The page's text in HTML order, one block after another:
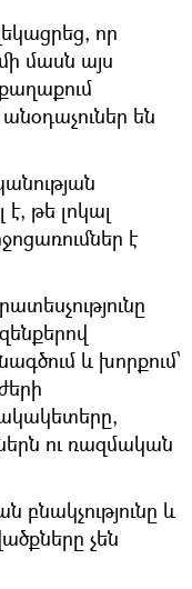
որ
մասն այս
են
թե լոկալ
է
և խորքում՝
ու ռազմական
բնակչությունը և
չեն